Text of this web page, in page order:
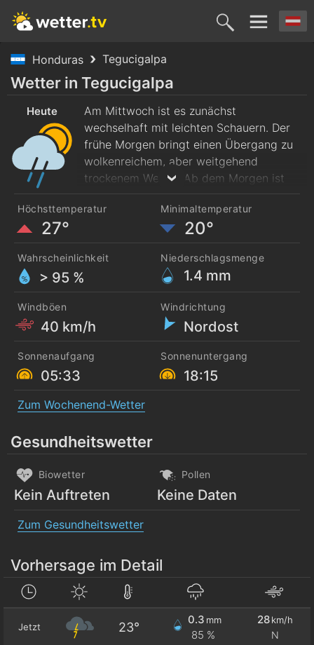
Honduras Tegucigalpa
Heute
5. Aug.
Morgen
6. Aug.
Freitag
7. Aug. 8. Aug.
Wetter in Tegucigalpa
Heute
Am Mittwoch ist es zunächst
wechselhaft mit leichten Schauern. Der
frühe Morgen bringt einen Übergang zu
wolkenreichem, aber weitgehend
trockenem Wetter. Ab dem Morgen ist
leichter Gewitterneigung zu rechnen. Die
Temperaturen steigen von
Mittagszeit auf rund 27 Grad. Es weht
frischer Wind aus Nordost.
Höchsttemperatur
27°
Minimaltemperatur
20°
Wahrscheinlichkeit
> 95 %
Niederschlagsmenge
1.4 mm
Windböen
40 km/h
Windrichtung
Nordost
Sonnenaufgang
05:33
Sonnenuntergang
18:15
Zum Wochenend-Wetter
Gesundheitswetter
Biowetter
Kein Auftreten
Pollen
Keine Daten
Zum Gesundheitswetter
Vorhersage im Detail
Jetzt 23°
0.3 mm
85 %
28 km/h
N